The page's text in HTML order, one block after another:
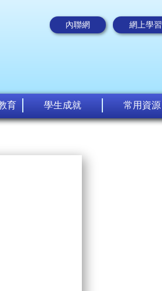
內聯網 網上學習
育 學生成就 常用資源